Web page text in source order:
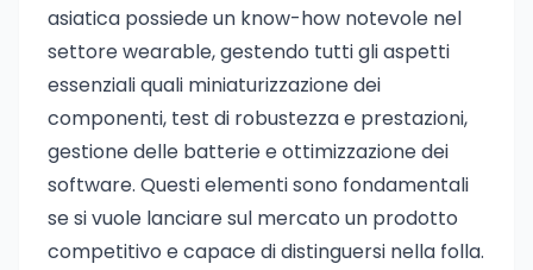
asiatica possiede un know-how notevole nel
settore wearable, gestendo tutti gli aspetti
essenziali quali miniaturizzazione dei
componenti, test di robustezza e prestazioni,
gestione delle batterie e ottimizzazione dei
software. Questi elementi sono fondamentali
se si vuole lanciare sul mercato un prodotto
competitivo e capace di distinguersi nella folla.